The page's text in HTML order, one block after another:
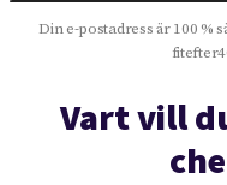
Din e-postadress är 100 %
Vart vill